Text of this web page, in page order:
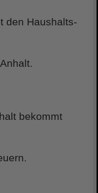
den Haushalts-
bekommt